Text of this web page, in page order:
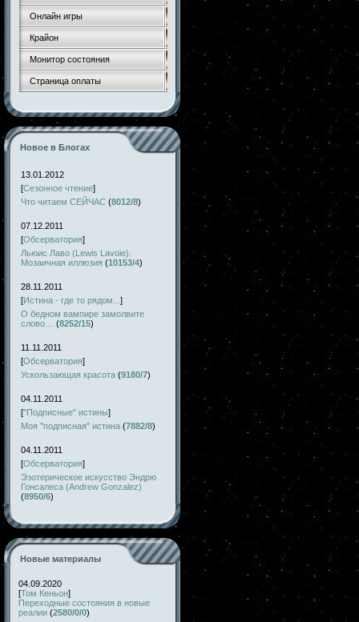
Онлайн игры
Крайон
Монитор состояния
Страница оплаты
Новое в Блогах
13.01.2012
[Сезонное чтение]
Что читаем СЕЙЧАС (8012/8)
07.12.2011
[Обсерватория]
Льюис Лаво (Lewis Lavoie).
Мозаичная иллюзия (10153/4)
28.11.2011
[Истина - где то рядом... ]
О бедном вампире замолвите
слово…
(8252/15)
11.11.2011
[Обсерватория]
Ускользающая красота (9180/7)
04.11.2011
["Подписные" истины]
Моя "подписная" истина (7882/8)
04.11.2011
[Обсерватория]
Эзотерическое искусство Эндрю
Гонсалеса (Andrew Gonzalez)
(8950/6)
Новые материалы
04.09.2020
[Том Кеньон]
Переходные состояния в новые
реалии (2580/0/0)